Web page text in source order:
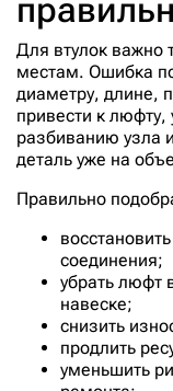
Для втулок важно
местам. Ошибка
диаметру, длине,
привести к люфту,
разбиванию узла
деталь уже на
Правильно
соединения;
убрать люфт
навеске;
снизить
продлить
уменьшить
207-70-71310
207-70-72340
207-70-72341
207-70-72351
207-70-
207-70-72440
207-70-72460
207-70-72470
207-70-73240
207-70-73250
207-934-7251
207-934-7261